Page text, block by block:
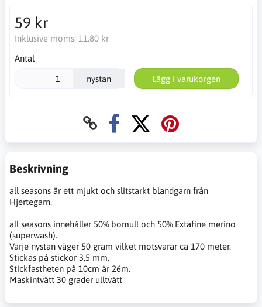
59 kr
Inklusive moms: 11,80 kr
Antal
nystan Lägg i varukorgen
Beskrivning
all seasons är ett mjukt och slitstarkt blandgarn från
Hjertegarn.
all seasons innehåller 50% bomull och 50% Extafine merino
(superwash).
Varje nystan väger 50 gram vilket motsvarar ca 170 meter.
Stickas på stickor 3,5 mm.
Stickfastheten på 10cm är 26m.
Maskintvätt 30 grader ulltvätt